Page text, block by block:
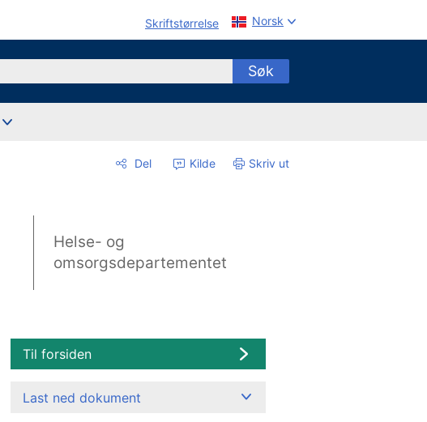
Skriftstørrelse Norsk
Søk
Del Kilde Skriv ut
Helse- og
omsorgsdepartementet
Til forsiden
Last ned dokument